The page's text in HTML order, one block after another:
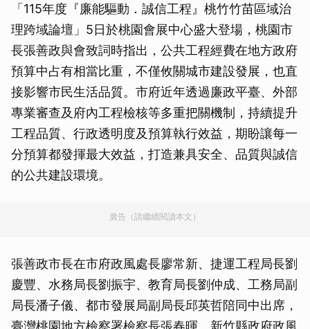
「115年度『廉能驅動．誠信工程』桃竹竹苗區域治
理跨域論壇」5日於桃園會展中心盛大登場，桃園市
長張善政與會致詞時指出，公共工程經費在地方政府
預算中占有相當比重，不僅攸關城市建設發展，也直
接影響市民生活品質。市府近年透過廉政平臺、外部
專業審查及府內工程檢核等多重把關機制，持續提升
工程品質、行政透明度及預算執行效益，期盼讓每一
分預算都發揮最大效益，打造兼具安全、品質與誠信
的公共建設環境。
廣告（請繼續閱讀本文）
張善政市長在市府政風處長廖常新、捷運工程局長劉
慶豐、水務局長劉振宇、教育局長劉仲成、工務局副
局長潘子儀、都市發展局副局長邱英哲陪同中出席，
臺灣桃園地方檢察署檢察長張春暉、新竹縣政府政風